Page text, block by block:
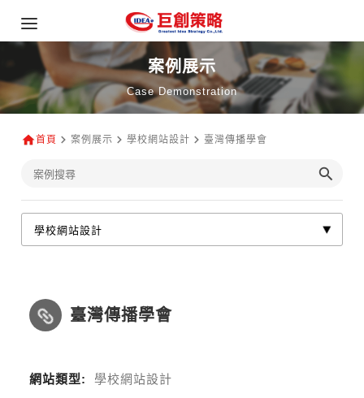
案例展示
Case Demonstration
首頁 案例展示 學校網站設計 臺灣傳播學會
臺灣傳播學會
網站類型: 學校網站設計